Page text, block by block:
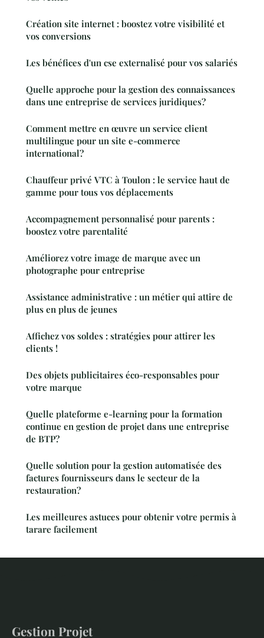
Création site internet : boostez votre visibilité et
vos conversions
Les bénéfices d'un cse externalisé pour vos salariés
Quelle approche pour la gestion des connaissances
dans une entreprise de services juridiques?
Comment mettre en œuvre un service client
multilingue pour un site e-commerce
international?
Chauffeur privé VTC à Toulon : le service haut de
gamme pour tous vos déplacements
Accompagnement personnalisé pour parents :
boostez votre parentalité
Améliorez votre image de marque avec un
photographe pour entreprise
Assistance administrative : un métier qui attire de
plus en plus de jeunes
Affichez vos soldes : stratégies pour attirer les
clients !
Des objets publicitaires éco-responsables pour
votre marque
Quelle plateforme e-learning pour la formation
continue en gestion de projet dans une entreprise
de BTP?
Quelle solution pour la gestion automatisée des
factures fournisseurs dans le secteur de la
restauration?
Les meilleures astuces pour obtenir votre permis à
tarare facilement
Gestion Projet